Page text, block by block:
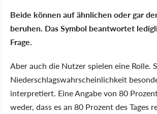
Beide können auf ähnlichen oder gar
beruhen. Das Symbol beantwortet
Frage.
Aber auch die Nutzer spielen eine Rolle.
Niederschlagswahrscheinlichkeit
interpretiert. Eine Angabe von 80
weder, dass es an 80 Prozent des Tages